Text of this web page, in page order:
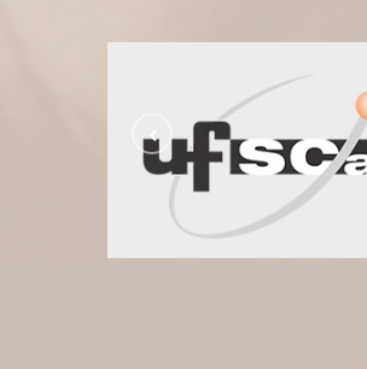
Universidade Federal de
Carlos